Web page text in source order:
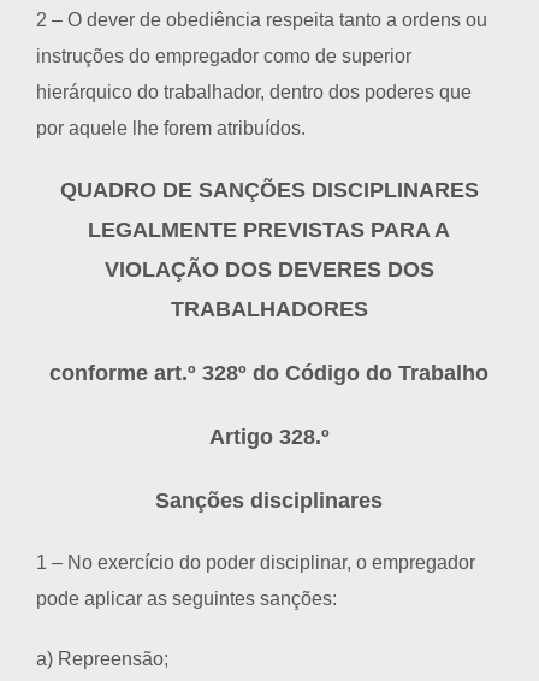
2 – O dever de obediência respeita tanto a ordens ou
instruções do empregador como de superior
hierárquico do trabalhador, dentro dos poderes que
por aquele lhe forem atribuídos.
QUADRO DE SANÇÕES DISCIPLINARES
LEGALMENTE PREVISTAS PARA A
VIOLAÇÃO DOS DEVERES DOS
TRABALHADORES
conforme art.º 328º do Código do Trabalho
Artigo 328.º
Sanções disciplinares
1 – No exercício do poder disciplinar, o empregador
pode aplicar as seguintes sanções:
a) Repreensão;